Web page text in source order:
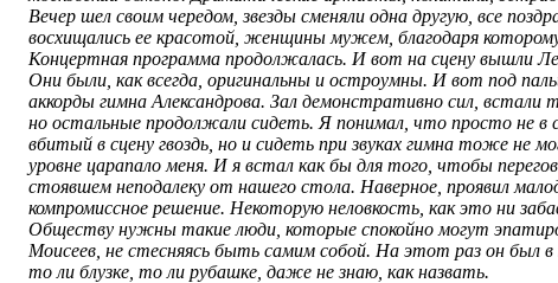
Вечер шел своим чередом, звезды сменяли одна другую, все
восхищались ее красотой, женщины мужем, благодаря
Концертная программа продолжалась. И вот на сцену вышли
Они были, как всегда, оригинальны и остроумны. И вот под
аккорды гимна Александрова. Зал демонстративно сил, встали
но остальные продолжали сидеть. Я понимал, что просто не в
вбитый в сцену гвоздь, но и сидеть при звуках гимна тоже не
уровне царапало меня. И я встал как бы для того, чтобы
стоявшем неподалеку от нашего стола. Наверное, проявил
компромиссное решение. Некоторую неловкость, как это ни
Обществу нужны такие люди, которые спокойно могут
Моисеев, не стесняясь быть самим собой. На этот раз он был в
то ли блузке, то ли рубашке, даже не знаю, как назвать.